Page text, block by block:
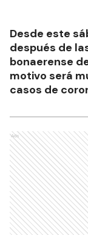
Desde este
después de
bonaerense
motivo será
casos de
Ads